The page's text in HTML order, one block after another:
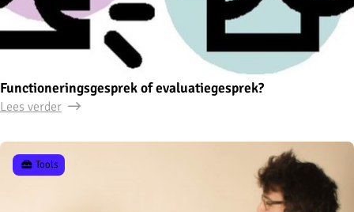
Functioneringsgesprek of evaluatiegesprek?
Lees verder
Tools